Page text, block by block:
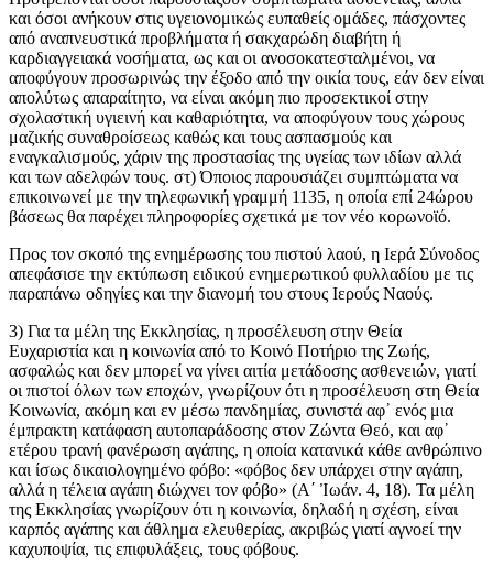
και όσοι ανήκουν στις υγειονομικώς ευπαθείς ομάδες, πάσχοντες
από αναπνευστικά προβλήματα ή σακχαρώδη διαβήτη ή
καρδιαγγειακά νοσήματα, ως και οι ανοσοκατεσταλμένοι, να
αποφύγουν προσωρινώς την έξοδο από την οικία τους, εάν δεν είναι
απολύτως απαραίτητο, να είναι ακόμη πιο προσεκτικοί στην
σχολαστική υγιεινή και καθαριότητα, να αποφύγουν τους χώρους
μαζικής συναθροίσεως καθώς και τους ασπασμούς και
εναγκαλισμούς, χάριν της προστασίας της υγείας των ιδίων αλλά
και των αδελφών τους. στ) Όποιος παρουσιάζει συμπτώματα να
επικοινωνεί με την τηλεφωνική γραμμή 1135, η οποία επί 24ώρου
βάσεως θα παρέχει πληροφορίες σχετικά με τον νέο κορωνοϊό.
Προς τον σκοπό της ενημέρωσης του πιστού λαού, η Ιερά Σύνοδος
απεφάσισε την εκτύπωση ειδικού ενημερωτικού φυλλαδίου με τις
παραπάνω οδηγίες και την διανομή του στους Ιερούς Ναούς.
3) Για τα μέλη της Εκκλησίας, η προσέλευση στην Θεία
Ευχαριστία και η κοινωνία από το Κοινό Ποτήριο της Ζωής,
ασφαλώς και δεν μπορεί να γίνει αιτία μετάδοσης ασθενειών, γιατί
οι πιστοί όλων των εποχών, γνωρίζουν ότι η προσέλευση στη Θεία
Κοινωνία, ακόμη και εν μέσω πανδημίας, συνιστά αφ᾿ ενός μια
έμπρακτη κατάφαση αυτοπαράδοσης στον Ζώντα Θεό, και αφ᾿
ετέρου τρανή φανέρωση αγάπης, η οποία κατανικά κάθε ανθρώπινο
και ίσως δικαιολογημένο φόβο: «φόβος δεν υπάρχει στην αγάπη,
αλλά η τέλεια αγάπη διώχνει τον φόβο» (Α΄ Ἰωάν. 4, 18). Τα μέλη
της Εκκλησίας γνωρίζουν ότι η κοινωνία, δηλαδή η σχέση, είναι
καρπός αγάπης και άθλημα ελευθερίας, ακριβώς γιατί αγνοεί την
καχυποψία, τις επιφυλάξεις, τους φόβους.